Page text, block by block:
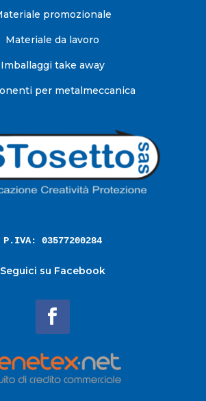
promozionale
Materiale da lavoro
Imballaggi take away
per metalmeccanica
P.IVA: 03577200284
Seguici su Facebook